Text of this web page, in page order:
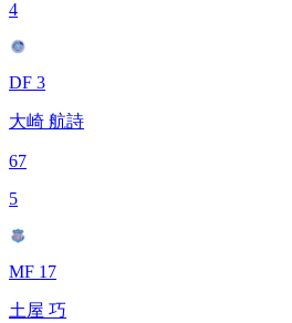
4
DF 3
大崎 航詩
67
5
MF 17
土屋 巧